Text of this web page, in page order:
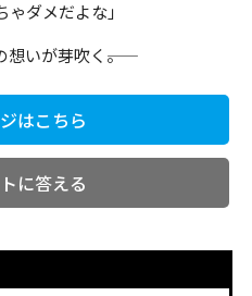
ゃダメだよな」
いが芽吹く――。
はこちら
に答える